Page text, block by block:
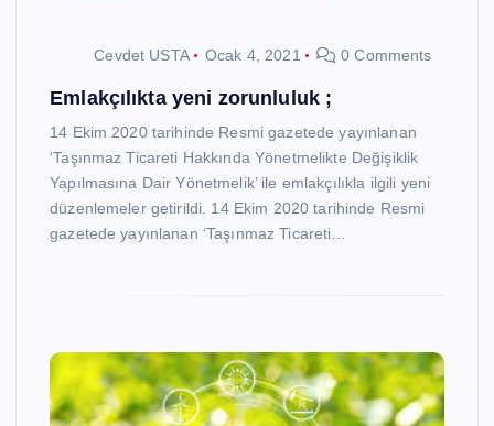
Cevdet USTA Ocak 4, 2021 0 Comments
Emlakçılıkta yeni zorunluluk ;
14 Ekim 2020 tarihinde Resmi gazetede yayınlanan
‘Taşınmaz Ticareti Hakkında Yönetmelikte Değişiklik
Yapılmasına Dair Yönetmelik’ ile emlakçılıkla ilgili yeni
düzenlemeler getirildi. 14 Ekim 2020 tarihinde Resmi
gazetede yayınlanan ‘Taşınmaz Ticareti…